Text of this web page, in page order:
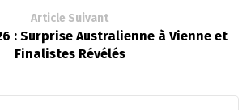
Article Suivant
: Surprise Australienne à Vienne et
Finalistes Révélés